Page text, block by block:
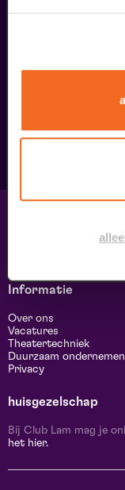
Informatie
Over ons
Vacatures
Theatertechniek
Duurzaam ondernemen
Privacy
huisgezelschap
Bij Club Lam mag je
het hier.